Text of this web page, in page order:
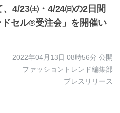
4/23㈯・4/24㈰の2日間
セル®受注会」を開催い
2022年04月13日 08時56分 公開
ファッショントレンド編集部
プレスリリース